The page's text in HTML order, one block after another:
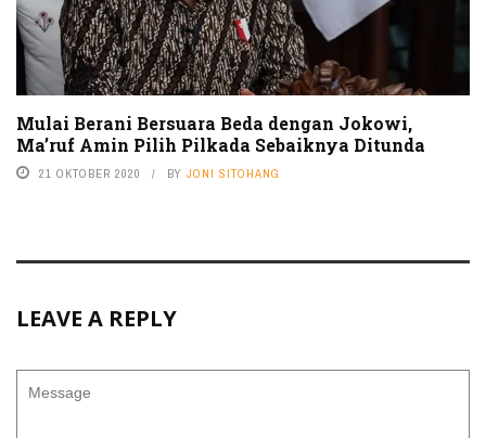
Mulai Berani Bersuara Beda dengan Jokowi,
Ma’ruf Amin Pilih Pilkada Sebaiknya Ditunda
21 OKTOBER 2020 BY JONI SITOHANG
LEAVE A REPLY